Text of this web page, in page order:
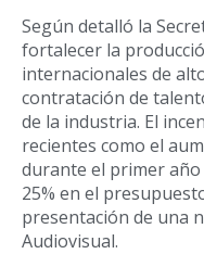
Según detalló la
fortalecer la
internacionales de
contratación de
de la industria. El
recientes como el
durante el primer
25% en el
presentación de una
Audiovisual.